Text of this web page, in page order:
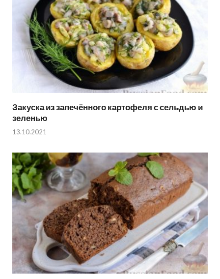
Закуска из запечённого картофеля с сельдью и
зеленью
13.10.2021